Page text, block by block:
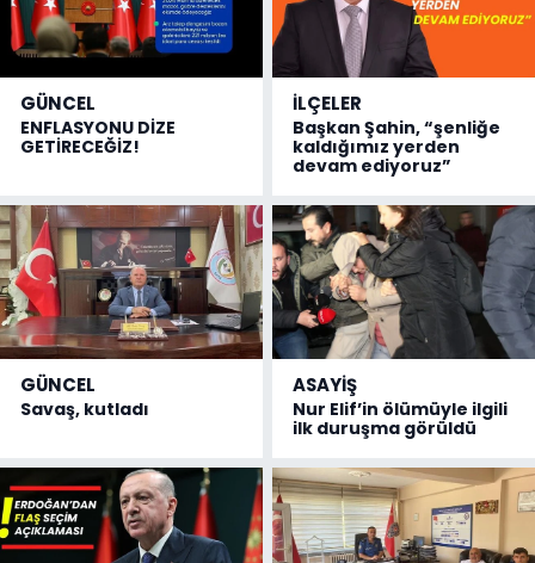
GÜNCEL
ENFLASYONU DİZE
GETİRECEĞİZ!
İLÇELER
Başkan Şahin, “şenliğe
kaldığımız yerden
devam ediyoruz”
GÜNCEL
Savaş, kutladı
ASAYİŞ
Nur Elif’in ölümüyle ilgili
ilk duruşma görüldü